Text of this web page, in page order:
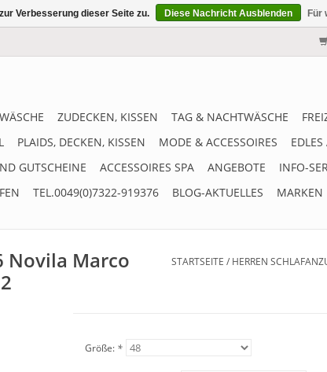
ZUDECKEN, KISSEN TAG & NACHTWÄSCHE
PLAIDS, DECKEN, KISSEN MODE & ACCESSOIRES
GUTSCHEINE
ACCESSOIRES SPA ANGEBOTE INFO-
TEL.0049(0)7322-919376 BLOG-AKTUELLES MARKEN
Novila Marco
STARTSEITE / HERREN
Größe: *
Verbesserung dieser Seite zu. Diese Nachricht Ausblenden Für